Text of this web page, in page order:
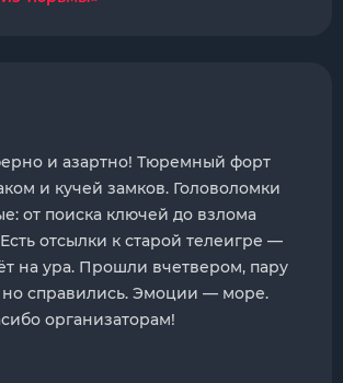
и азартно! Тюремный форт
и кучей замков. Головоломки
от поиска ключей до взлома
отсылки к старой телеигре —
на ура. Прошли вчетвером, пару
но справились. Эмоции — море.
организаторам!